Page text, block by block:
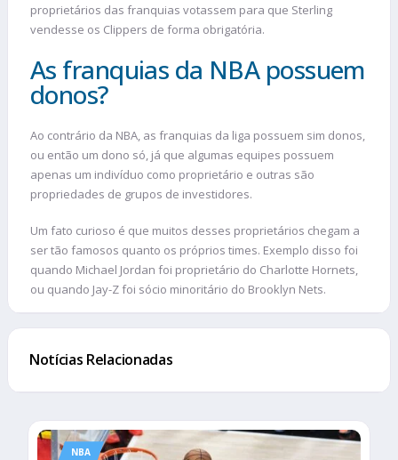
proprietários das franquias votassem para que Sterling
vendesse os Clippers de forma obrigatória.
As franquias da NBA possuem
donos?
Ao contrário da NBA, as franquias da liga possuem sim donos,
ou então um dono só, já que algumas equipes possuem
apenas um indivíduo como proprietário e outras são
propriedades de grupos de investidores.
Um fato curioso é que muitos desses proprietários chegam a
ser tão famosos quanto os próprios times. Exemplo disso foi
quando Michael Jordan foi proprietário do Charlotte Hornets,
ou quando Jay-Z foi sócio minoritário do Brooklyn Nets.
Notícias Relacionadas
NBA